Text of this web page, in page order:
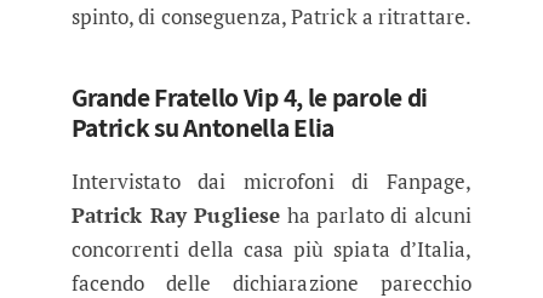
spinto, di conseguenza, Patrick a ritrattare.
Grande Fratello Vip 4, le parole di
Patrick su Antonella Elia
Intervistato dai microfoni di Fanpage,
Patrick Ray Pugliese ha parlato di alcuni
concorrenti della casa più spiata d’Italia,
facendo delle dichiarazione parecchio